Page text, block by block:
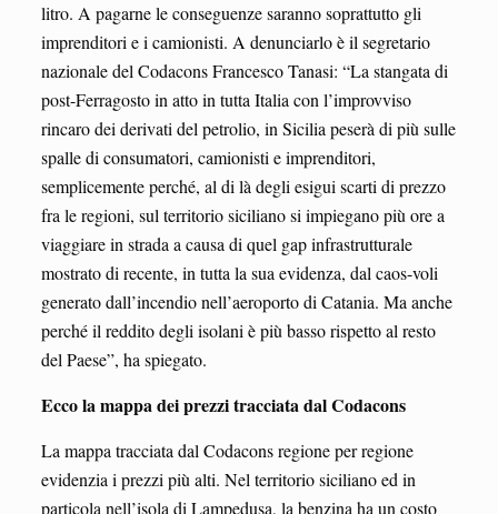
litro. A pagarne le conseguenze saranno soprattutto gli
imprenditori e i camionisti. A denunciarlo è il segretario
nazionale del Codacons Francesco Tanasi: “La stangata di
post-Ferragosto in atto in tutta Italia con l’improvviso
rincaro dei derivati del petrolio, in Sicilia peserà di più sulle
spalle di consumatori, camionisti e imprenditori,
semplicemente perché, al di là degli esigui scarti di prezzo
fra le regioni, sul territorio siciliano si impiegano più ore a
viaggiare in strada a causa di quel gap infrastrutturale
mostrato di recente, in tutta la sua evidenza, dal caos-voli
generato dall’incendio nell’aeroporto di Catania. Ma anche
perché il reddito degli isolani è più basso rispetto al resto
del Paese”, ha spiegato.
Ecco la mappa dei prezzi tracciata dal Codacons
La mappa tracciata dal Codacons regione per regione
evidenzia i prezzi più alti. Nel territorio siciliano ed in
particola nell’isola di Lampedusa, la benzina ha un costo